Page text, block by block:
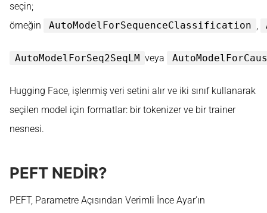
seçin;
örneğin
AutoModelForSequenceClassification ,
AutoModelForSeq2SeqLM veya
Hugging Face, işlenmiş veri setini alır ve iki sınıf kullanarak
seçilen model için formatlar: bir tokenizer ve bir trainer
nesnesi.
PEFT NEDİR?
PEFT, Parametre Açısından Verimli İnce Ayar’ın